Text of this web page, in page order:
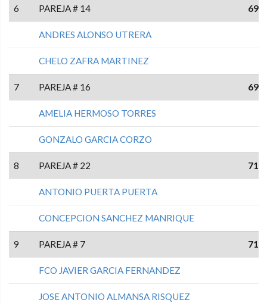
6 PAREJA # 14 69
ANDRES ALONSO UTRERA
CHELO ZAFRA MARTINEZ
7 PAREJA # 16 69
AMELIA HERMOSO TORRES
GONZALO GARCIA CORZO
8 PAREJA # 22 71
ANTONIO PUERTA PUERTA
CONCEPCION SANCHEZ MANRIQUE
9 PAREJA # 7 71
FCO JAVIER GARCIA FERNANDEZ
JOSE ANTONIO ALMANSA RISQUEZ